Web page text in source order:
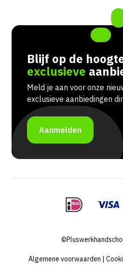
Blijf op de
exclusieve
Meld je aan voor onze
exclusieve aanbiedingen
Aanmelden
Algemene voorwaarden |